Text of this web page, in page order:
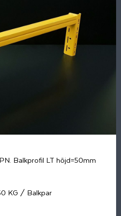
Balkprofil LT höjd=50mm
KG / Balkpar